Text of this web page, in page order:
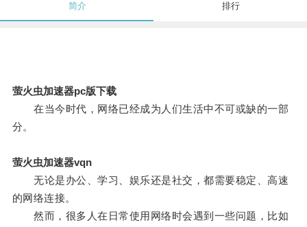
简介 排行
萤火虫加速器pc版下载
在当今时代，网络已经成为人们生活中不可或缺的一部
分。
萤火虫加速器vqn
无论是办公、学习、娱乐还是社交，都需要稳定、高速
的网络连接。
然而，很多人在日常使用网络时会遇到一些问题，比如